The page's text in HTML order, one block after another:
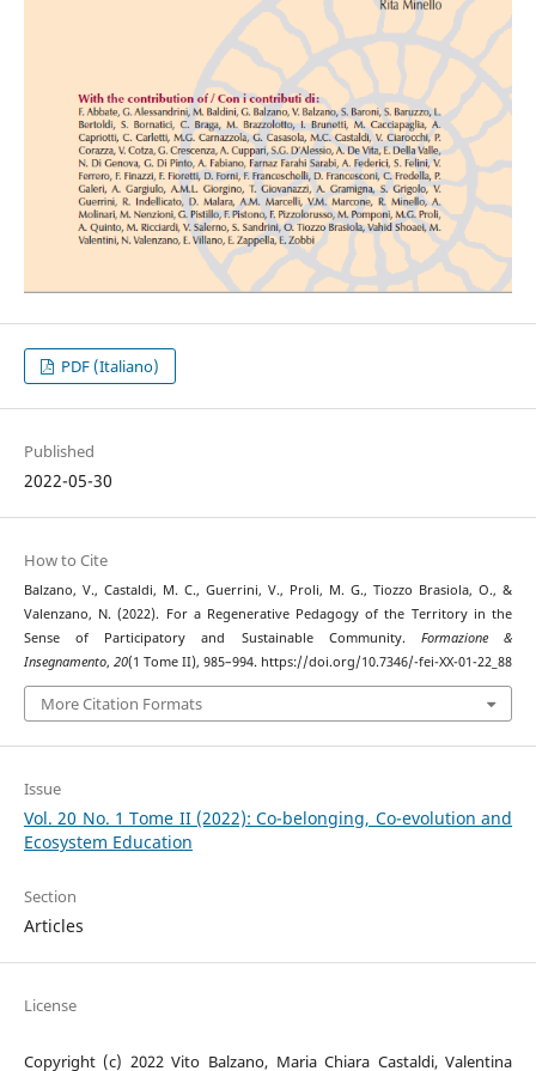
PDF (Italiano)
Published
2022-05-30
How to Cite
Balzano, V., Castaldi, M. C., Guerrini, V., Proli, M. G., Tiozzo Brasiola, O., &
Valenzano, N. (2022). For a Regenerative Pedagogy of the Territory in the
Sense of Participatory and Sustainable Community. Formazione &
Insegnamento, 20(1 Tome II), 985–994. https://doi.org/10.7346/-fei-XX-01-22_88
More Citation Formats
Issue
Vol. 20 No. 1 Tome II (2022): Co-belonging, Co-evolution and
Ecosystem Education
Section
Articles
License
Copyright (c) 2022 Vito Balzano, Maria Chiara Castaldi, Valentina